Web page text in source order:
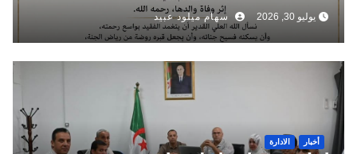
يوليو 30, 2026 سهام ميلود عبيد
أخبار الادارة